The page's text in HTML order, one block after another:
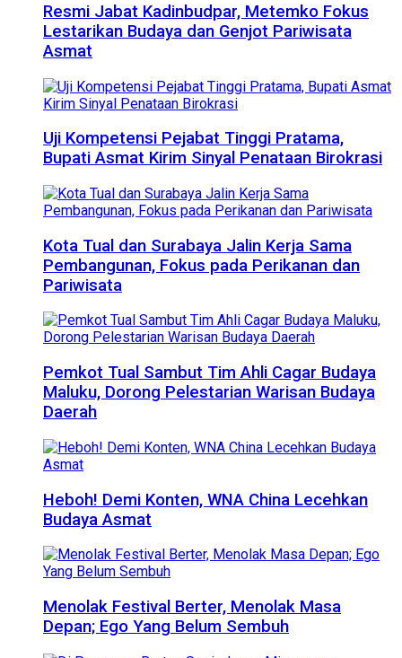
Resmi Jabat Kadinbudpar, Metemko Fokus
Lestarikan Budaya dan Genjot Pariwisata
Asmat
Uji Kompetensi Pejabat Tinggi Pratama,
Bupati Asmat Kirim Sinyal Penataan Birokrasi
Kota Tual dan Surabaya Jalin Kerja Sama
Pembangunan, Fokus pada Perikanan dan
Pariwisata
Pemkot Tual Sambut Tim Ahli Cagar Budaya
Maluku, Dorong Pelestarian Warisan Budaya
Daerah
Heboh! Demi Konten, WNA China Lecehkan
Budaya Asmat
Menolak Festival Berter, Menolak Masa
Depan; Ego Yang Belum Sembuh